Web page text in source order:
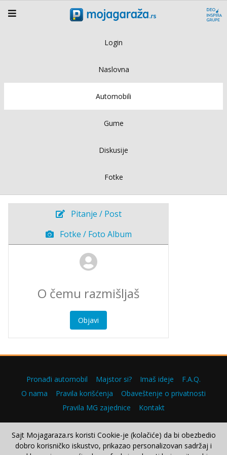
Login
Naslovna
Automobili
Gume
Diskusije
Fotke
Pitanje / Post
Fotke / Foto Album
Objavi
Pronađi automobil Majstor si? Imaš ideje
F.A.Q.
O nama
Pravila korišćenja
Obaveštenje o privatnosti
Pravila MG zajednice
Kontakt
Copyright © 2000–2026.
Sajt Mojagaraza.rs koristi Cookie-je (kolačiće) da bi obezbedio
dobro korisničko iskustvo, prikazao personalizovan sadržaj i